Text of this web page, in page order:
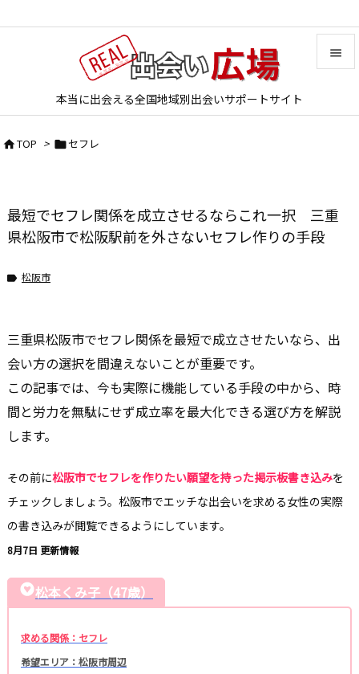
本当に出会える全国地域別出会いサポートサイト


TOP > セフレ
最短でセフレ関係を成立させるならこれ一択 三重
県松阪市で松阪駅前を外さないセフレ作りの手段
 松阪市
三重県松阪市でセフレ関係を最短で成立させたいなら、出
会い方の選択を間違えないことが重要です。
この記事では、今も実際に機能している手段の中から、時
間と労力を無駄にせず成立率を最大化できる選び方を解説
します。
その前に松阪市でセフレを作りたい願望を持った掲示板書き込みを
チェックしましょう。松阪市でエッチな出会いを求める女性の実際
の書き込みが閲覧できるようにしています。
8月7日 更新情報
松本くみ子（47歳）
求める関係：セフレ
希望エリア：松阪市周辺